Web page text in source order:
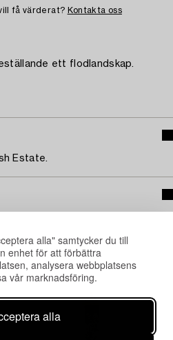
alla" samtycker du till
enhet för att förbättra
analysera webbplatsens
vår marknadsföring.
alla
få värderat? Kontakta oss
ett flodlandskap.
Estate.
även tittat på